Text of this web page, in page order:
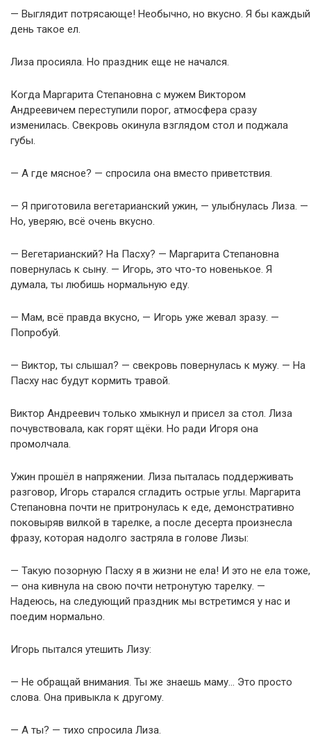
— Выглядит потрясающе! Необычно, но вкусно. Я бы каждый
день такое ел.
Лиза просияла. Но праздник еще не начался.
Когда Маргарита Степановна с мужем Виктором
Андреевичем переступили порог, атмосфера сразу
изменилась. Свекровь окинула взглядом стол и поджала
губы.
— А где мясное? — спросила она вместо приветствия.
— Я приготовила вегетарианский ужин, — улыбнулась Лиза. —
Но, уверяю, всё очень вкусно.
— Вегетарианский? На Пасху? — Маргарита Степановна
повернулась к сыну. — Игорь, это что-то новенькое. Я
думала, ты любишь нормальную еду.
— Мам, всё правда вкусно, — Игорь уже жевал зразу. —
Попробуй.
— Виктор, ты слышал? — свекровь повернулась к мужу. — На
Пасху нас будут кормить травой.
Виктор Андреевич только хмыкнул и присел за стол. Лиза
почувствовала, как горят щёки. Но ради Игоря она
промолчала.
Ужин прошёл в напряжении. Лиза пыталась поддерживать
разговор, Игорь старался сгладить острые углы. Маргарита
Степановна почти не притронулась к еде, демонстративно
поковыряв вилкой в тарелке, а после десерта произнесла
фразу, которая надолго застряла в голове Лизы:
— Такую позорную Пасху я в жизни не ела! И это не ела тоже,
— она кивнула на свою почти нетронутую тарелку. —
Надеюсь, на следующий праздник мы встретимся у нас и
поедим нормально.
Игорь пытался утешить Лизу:
— Не обращай внимания. Ты же знаешь маму… Это просто
слова. Она привыкла к другому.
— А ты? — тихо спросила Лиза.